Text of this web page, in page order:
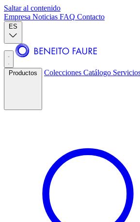
Saltar al contenido
Empresa Noticias FAQ Contacto
ES
Productos Colecciones Catálogo